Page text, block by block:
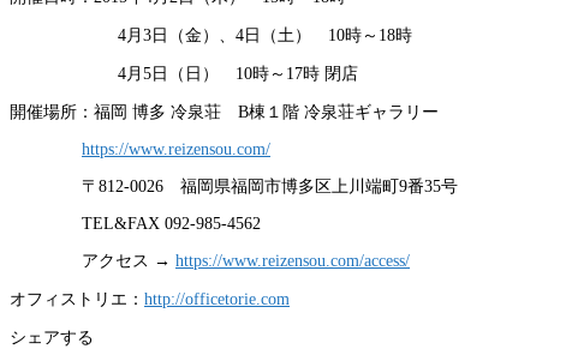
4月3日（金）、4日（土） 10時～18時
4月5日（日） 10時～17時 閉店
開催場所：福岡 博多 冷泉荘 B棟１階 冷泉荘ギャラリー
https://www.reizensou.com/
〒812-0026 福岡県福岡市博多区上川端町9番35号
TEL&FAX 092-985-4562
アクセス → https://www.reizensou.com/access/
オフィストリエ： http://officetorie.com
シェアする